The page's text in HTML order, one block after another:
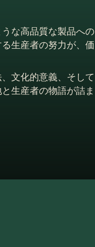
な高品質な製品への
生産者の努力が、価
文化的意義、そして
生産者の物語が詰ま